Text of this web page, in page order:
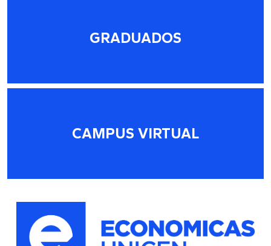
GRADUADOS
CAMPUS VIRTUAL